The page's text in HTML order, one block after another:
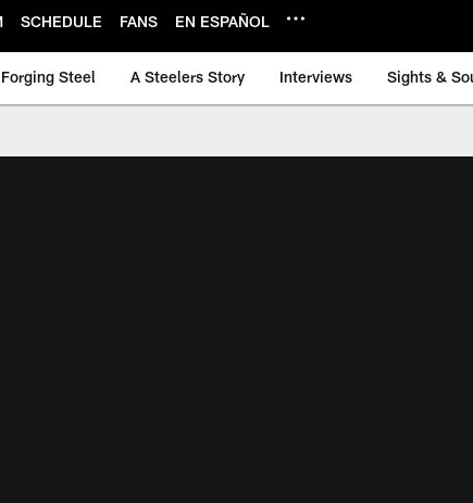
SCHEDULE FANS EN ESPAÑOL
Forging Steel A Steelers Story Interviews Sights &